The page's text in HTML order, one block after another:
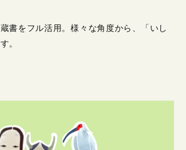
書をフル活用。様々な角度から、「いし
。